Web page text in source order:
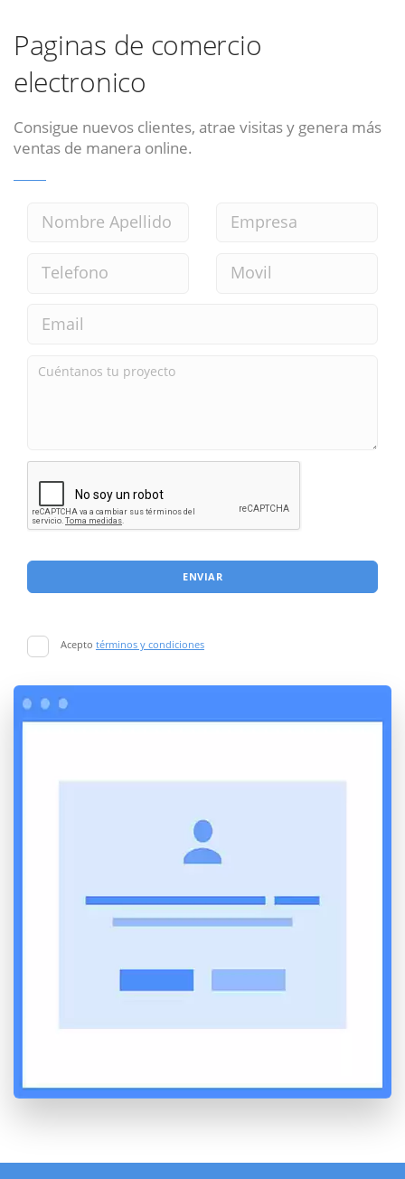
Paginas de comercio
electronico
Consigue nuevos clientes, atrae visitas y genera más
ventas de manera online.
ENVIAR
Acepto términos y condiciones